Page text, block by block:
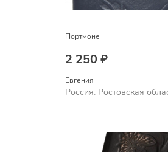
Портмоне
2 250 ₽
Евгения
Россия, Ростовская